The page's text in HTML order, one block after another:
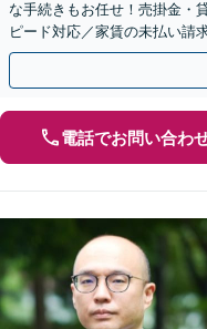
な手続きもお任せ！売掛金・
ピード対応／家賃の未払い請
全個室】
電話でお問い合わ